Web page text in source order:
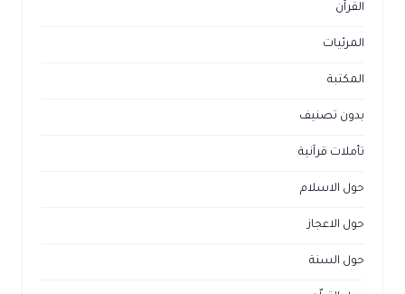
القرآن
المرئيات
المكتبة
بدون تصنيف
تأملات قرآنية
حول الاسلام
حول الاعجاز
حول السنة